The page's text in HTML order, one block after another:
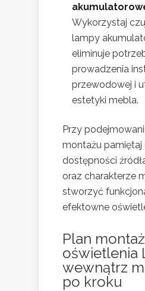
Wykorzystaj
lampy
eliminuje
prowadzenia
przewodowej i
estetyki mebla.
Przy
montażu pamiętaj
dostępności
oraz charakterze
stworzyć
efektowne
Plan
oświetlenia
wewnątrz
po kroku